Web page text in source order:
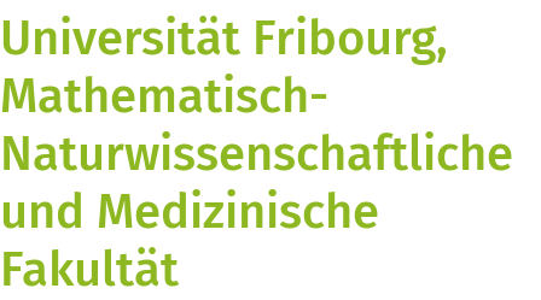
Universität Fribourg,
Mathematisch-
Naturwissenschaftliche
und Medizinische
Fakultät